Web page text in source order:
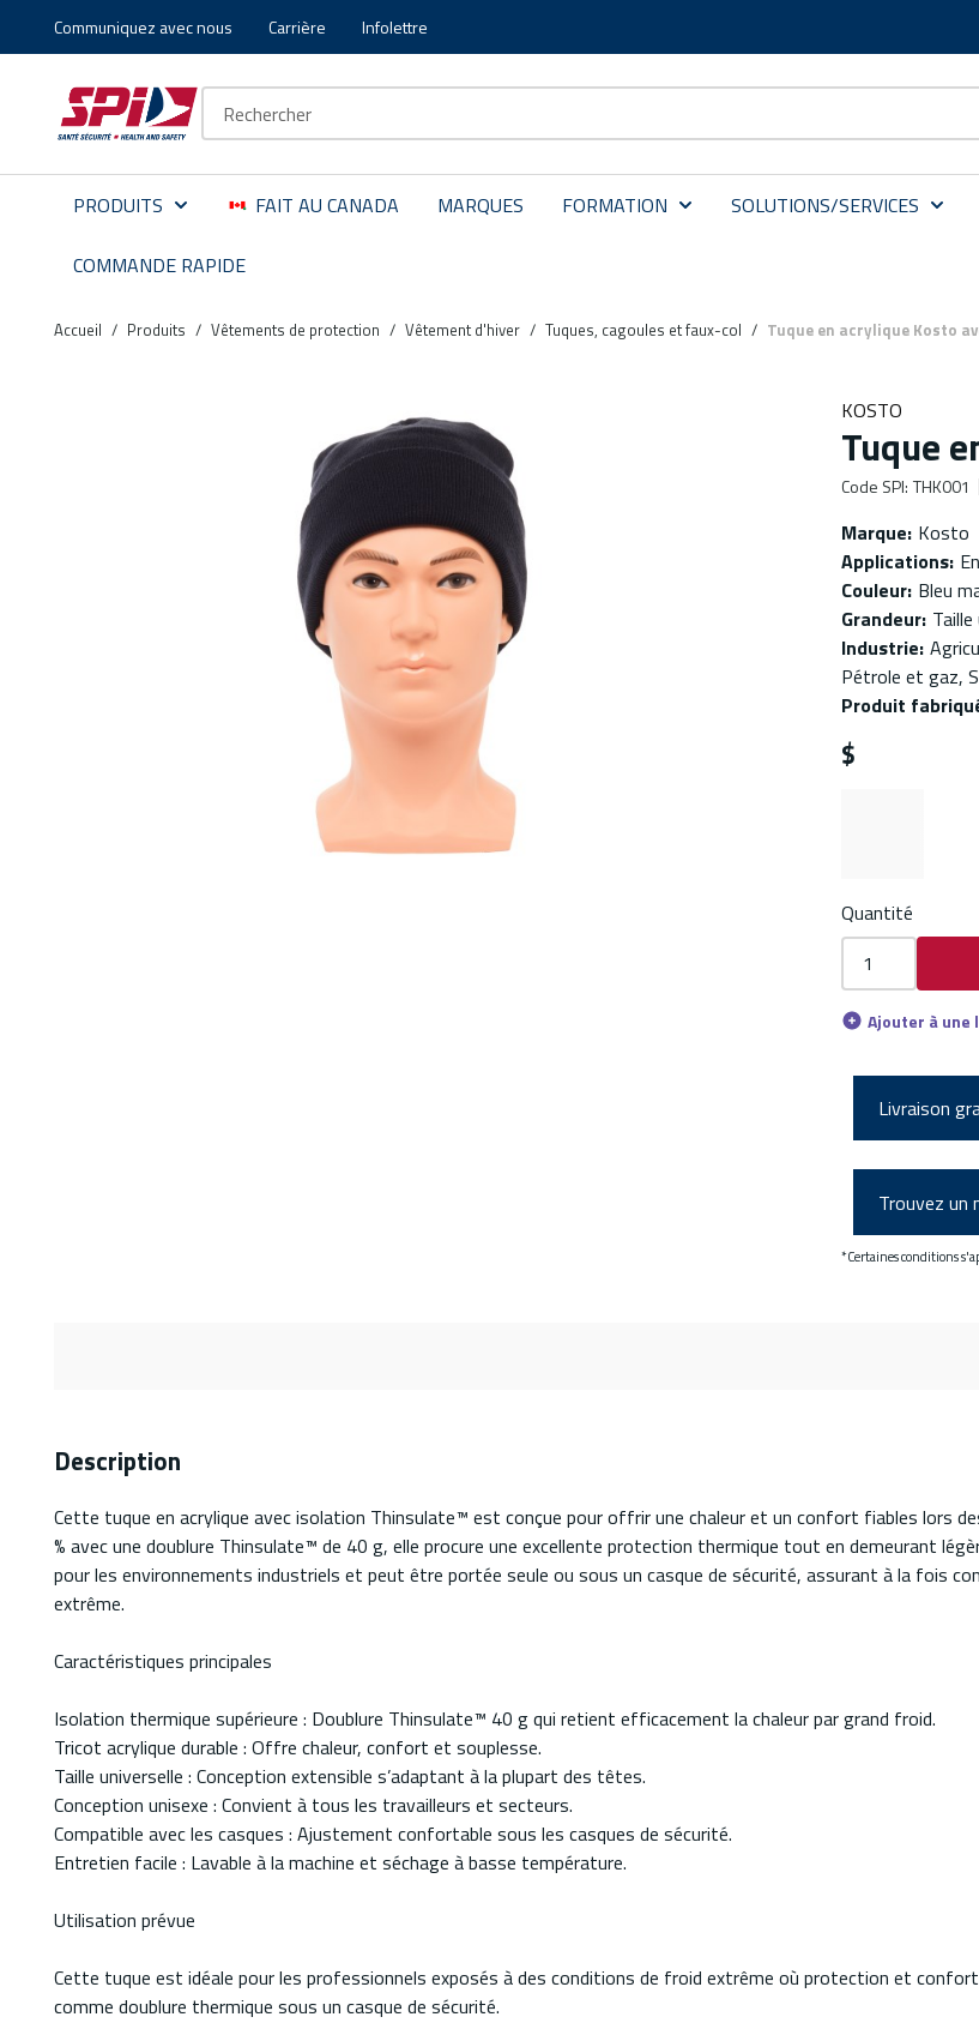
Aller au contenu principal
Skip to menu
Skip to footer
Communiquez avec nous Carrière Infolettre
PRODUITS FAIT AU CANADA MARQUES FORMATION SOLUTIONS/SERVICES
COMMANDE RAPIDE
Accueil / Produits / Vêtements de protection / Vêtement d'hiver / Tuques, cagoules et faux-col / Tuque en acrylique Kosto
KOSTO
Tuque
Code SPI: THK001
Marque: Kosto
Applications:
Couleur: Bleu
Grandeur: Taille
Industrie:
Pétrole et gaz,
Produit
$
Quantité
Ajouter à une
Livraison
Trouvez un
*Certaines conditions
Description
Cette tuque en acrylique avec isolation Thinsulate™ est conçue pour offrir une chaleur et un confort fiables lors
% avec une doublure Thinsulate™ de 40 g, elle procure une excellente protection thermique tout en demeurant
pour les environnements industriels et peut être portée seule ou sous un casque de sécurité, assurant à la fois
extrême.
Caractéristiques principales
Isolation thermique supérieure : Doublure Thinsulate™ 40 g qui retient efficacement la chaleur par grand froid.
Tricot acrylique durable : Offre chaleur, confort et souplesse.
Taille universelle : Conception extensible s’adaptant à la plupart des têtes.
Conception unisexe : Convient à tous les travailleurs et secteurs.
Compatible avec les casques : Ajustement confortable sous les casques de sécurité.
Entretien facile : Lavable à la machine et séchage à basse température.
Utilisation prévue
Cette tuque est idéale pour les professionnels exposés à des conditions de froid extrême où protection et
comme doublure thermique sous un casque de sécurité.